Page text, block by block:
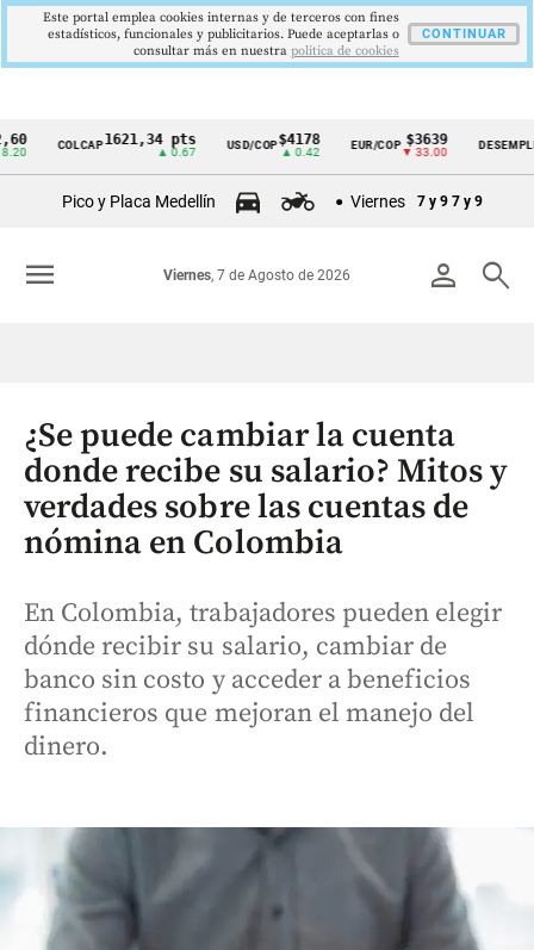
Cintillo
Colombia
COLCAP1621,34 pts
▲ 0.67
USD/COP $4178
▲ 0.42
EUR/COP $3639
▼ 33.00
DESEMPLEO
▼
Pico y Placa Medellín Viernes 7 y 9 7 y 9
person search
Viernes, 7 de Agosto de 2026
menu
¿Se puede cambiar la cuenta
donde recibe su salario? Mitos y
verdades sobre las cuentas de
nómina en Colombia
En Colombia, trabajadores pueden elegir
dónde recibir su salario, cambiar de
banco sin costo y acceder a beneficios
financieros que mejoran el manejo del
dinero.
Este portal emplea cookies internas y de terceros con fines
estadísticos, funcionales y publicitarios. Puede aceptarlas o
consultar más en nuestra politica de cookies
CONTINUAR